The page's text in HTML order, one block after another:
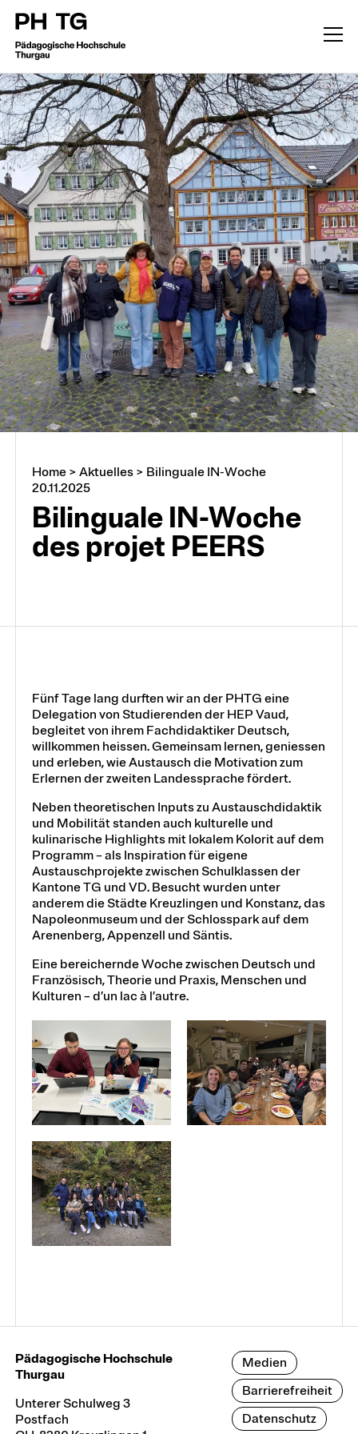
Home> Aktuelles> Bilinguale IN-Woche
20.11.2025
Bilinguale IN-Woche
des projet PEERS
Fünf Tage lang durften wir an der PHTG eine
Delegation von Studierenden der HEP Vaud,
begleitet von ihrem Fachdidaktiker Deutsch,
willkommen heissen. Gemeinsam lernen, geniessen
und erleben, wie Austausch die Motivation zum
Erlernen der zweiten Landessprache fördert.
Neben theoretischen Inputs zu Austauschdidaktik
und Mobilität standen auch kulturelle und
kulinarische Highlights mit lokalem Kolorit auf dem
Programm – als Inspiration für eigene
Austauschprojekte zwischen Schulklassen der
Kantone TG und VD. Besucht wurden unter
anderem die Städte Kreuzlingen und Konstanz, das
Napoleonmuseum und der Schlosspark auf dem
Arenenberg, Appenzell und Säntis.
Eine bereichernde Woche zwischen Deutsch und
Französisch, Theorie und Praxis, Menschen und
Kulturen – d’un lac à l’autre.
Pädagogische Hochschule
Thurgau
Unterer Schulweg 3
Postfach
Medien
Barrierefreiheit
Datenschutz